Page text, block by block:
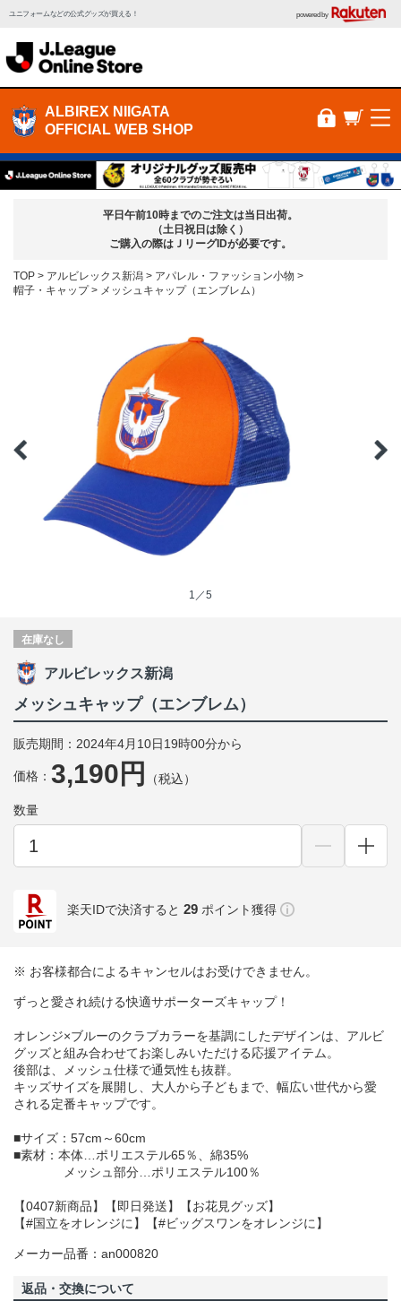
ユニフォームなどの公式グッズが買える！ powered by
ALBIREX NIIGATA
OFFICIAL WEB SHOP
平日午前10時までのご注文は当日出荷。
（土日祝日は除く）
ご購入の際はＪリーグIDが必要です。
TOP アルビレックス新潟
アパレル・ファッション小物
帽子・キャップ
メッシュキャップ（エンブレム）
1／5
在庫なし
アルビレックス新潟
メッシュキャップ（エンブレム）
販売期間：2024年4月10日19時00分から
価格： 3,190円 （税込）
数量
楽天IDで決済すると 29 ポイント獲得
※ お客様都合によるキャンセルはお受けできません。
ずっと愛され続ける快適サポーターズキャップ！
オレンジ×ブルーのクラブカラーを基調にしたデザインは、アルビ
グッズと組み合わせてお楽しみいただける応援アイテム。
後部は、メッシュ仕様で通気性も抜群。
キッズサイズを展開し、大人から子どもまで、幅広い世代から愛
される定番キャップです。
■サイズ：57cm～60cm
■素材：本体…ポリエステル65％、綿35%
メッシュ部分…ポリエステル100％
【0407新商品】【即日発送】【お花見グッズ】
【#国立をオレンジに】【#ビッグスワンをオレンジに】
メーカー品番：an000820
返品・交換について